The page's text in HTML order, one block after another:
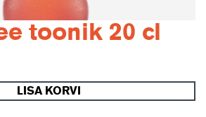
toonik 20 cl
LISA KORVI